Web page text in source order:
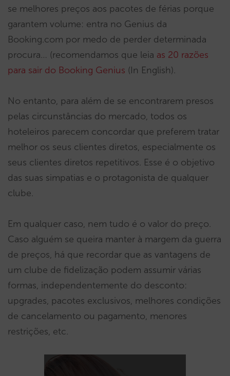
se melhores preços aos pacotes de férias porque
garantem volume: entra no Genius da
Booking.com por medo de perder determinada
procura… (recomendamos que leia as 20 razões
para sair do Booking Genius (In English).
No entanto, para além de se encontrarem presos
pelas circunstâncias do mercado, todos os
hoteleiros parecem concordar que preferem tratar
melhor os seus clientes diretos, especialmente os
seus clientes diretos repetitivos. Esse é o objetivo
das suas simpatias e o protagonista de qualquer
clube.
Em qualquer caso, nem tudo é o valor do preço.
Caso alguém se queira manter à margem da guerra
de preços, há que recordar que as vantagens de
um clube de fidelização podem assumir várias
formas, independentemente do desconto:
upgrades, pacotes exclusivos, melhores condições
de cancelamento ou pagamento, menores
restrições, etc.